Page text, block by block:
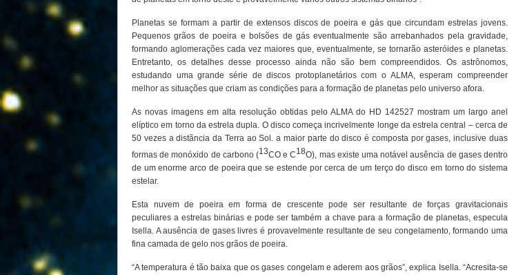
Planetas se formam a partir de extensos discos de poeira e gás que circundam estrelas jovens.
Pequenos grãos de poeira e bolsões de gás eventualmente são arrebanhados pela gravidade,
formando aglomerações cada vez maiores que, eventualmente, se tornarão asteróides e planetas.
Entretanto, os detalhes desse processo ainda não são bem compreendidos. Os astrônomos,
estudando uma grande série de discos protoplanetários com o ALMA, esperam compreender
melhor as situações que criam as condições para a formação de planetas pelo universo afora.
As novas imagens em alta resolução obtidas pelo ALMA do HD 142527 mostram um largo anel
elíptico em torno da estrela dupla. O disco começa incrivelmente longe da estrela central – cerca de
50 vezes a distãncia da Terra ao Sol. a maior parte do disco é composta por gases, inclusive duas
formas de monóxido de carbono (13CO e C18O), mas existe uma notável ausência de gases dentro
de um enorme arco de poeira que se estende por cerca de um terço do disco em torno do sistema
estelar.
Esta nuvem de poeira em forma de crescente pode ser resultante de forças gravitacionais
peculiares a estrelas binárias e pode ser também a chave para a formação de planetas, especula
Isella. A ausência de gases livres é provavelmente resultante de seu congelamento, formando uma
fina camada de gelo nos grãos de poeira.
“A temperatura é tão baixa que os gases congelam e aderem aos grãos”, explica Isella. “Acresita-se